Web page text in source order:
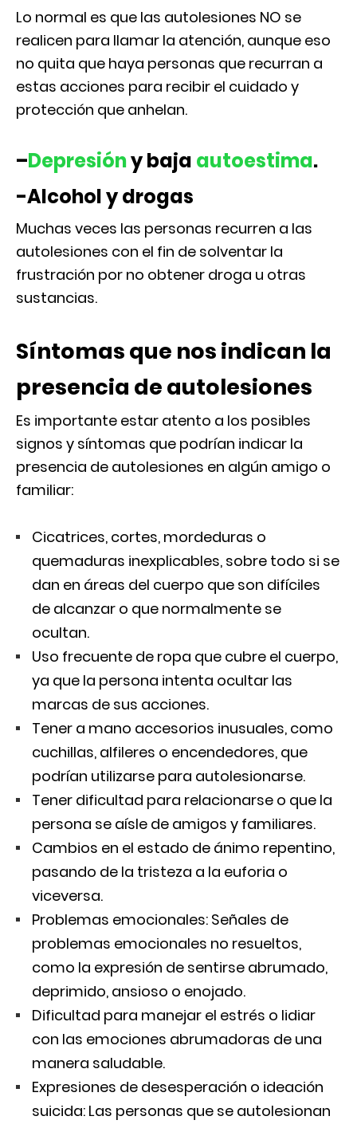
Lo normal es que las autolesiones NO se
realicen para llamar la atención, aunque eso
no quita que haya personas que recurran a
estas acciones para recibir el cuidado y
protección que anhelan.
–Depresióny baja autoestima.
-Alcohol y drogas
Muchas veces las personas recurren a las
autolesiones con el fin de solventar la
frustración por no obtener droga u otras
sustancias.
Síntomas que nos indican la
presencia de autolesiones
Es importante estar atento a los posibles
signos y síntomas que podrían indicar la
presencia de autolesiones en algún amigo o
familiar:
Cicatrices, cortes, mordeduras o
quemaduras inexplicables, sobre todo si se
dan en áreas del cuerpo que son difíciles
de alcanzar o que normalmente se
ocultan.
Uso frecuente de ropa que cubre el cuerpo,
ya que la persona intenta ocultar las
marcas de sus acciones.
Tener a mano accesorios inusuales, como
cuchillas, alfileres o encendedores, que
podrían utilizarse para autolesionarse.
Tener dificultad para relacionarse o que la
persona se aísle de amigos y familiares.
Cambios en el estado de ánimo repentino,
pasando de la tristeza a la euforia o
viceversa.
Problemas emocionales: Señales de
problemas emocionales no resueltos,
como la expresión de sentirse abrumado,
deprimido, ansioso o enojado.
Dificultad para manejar el estrés o lidiar
con las emociones abrumadoras de una
manera saludable.
Expresiones de desesperación o ideación
suicida: Las personas que se autolesionan